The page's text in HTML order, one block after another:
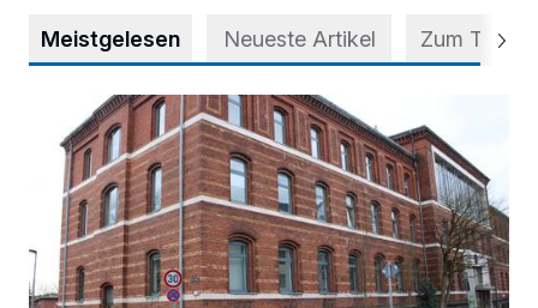
Meistgelesen Neueste Artikel Zum Thema
Abstimmung für Heimatpreis noch möglich